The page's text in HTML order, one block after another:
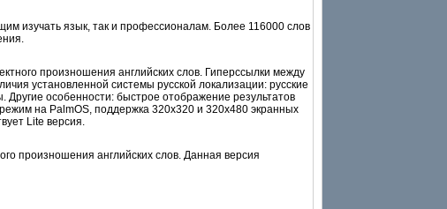
изучать язык, так и профессионалам. Более 116000 слов
произношения английских слов. Гиперссылки между
установленной системы русской локализации: русские
особенности: быстрое отображение результатов
на PalmOS, поддержка 320x320 и 320x480 экранных
Lite версия.
произношения английских слов. Данная версия